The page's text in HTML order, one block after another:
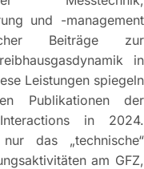
und -management
Beiträge zur
in
Leistungen spiegeln
Publikationen der
Interactions in 2024.
das „technische“
am GFZ,